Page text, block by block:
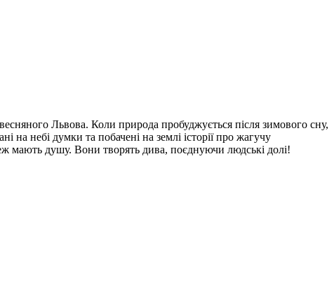
Львова. Коли природа пробуджується після зимового сну,
на небі думки та побачені на землі історії про жагучу
мають душу. Вони творять дива, поєднуючи людські долі!